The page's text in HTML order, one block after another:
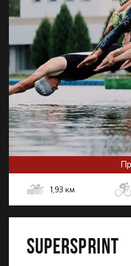
1,93 км
SUPERSPRINT